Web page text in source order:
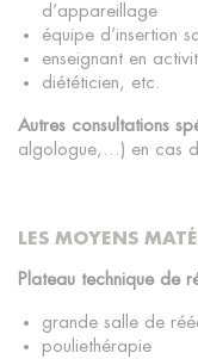
d’appareillage
équipe d’insertion
enseignant en
diététicien, etc.
Autres consultations
algologue,…) en cas
LES MOYENS
Plateau technique de
grande salle de
pouliethérapie